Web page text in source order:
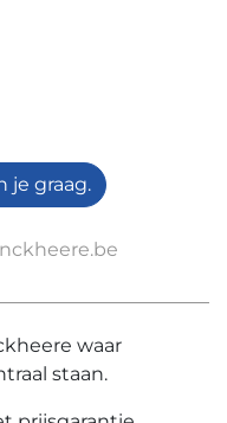
je graag.
waar
staan.